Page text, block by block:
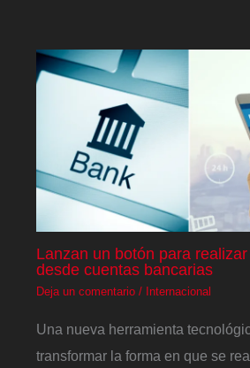
Lanzan un botón para
desde cuentas bancarias
Deja un comentario / Internacional
Una nueva herramienta
transformar la forma en que se